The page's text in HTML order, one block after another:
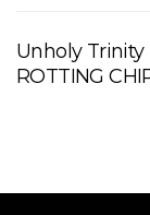
Unholy Trinity
ROTTING